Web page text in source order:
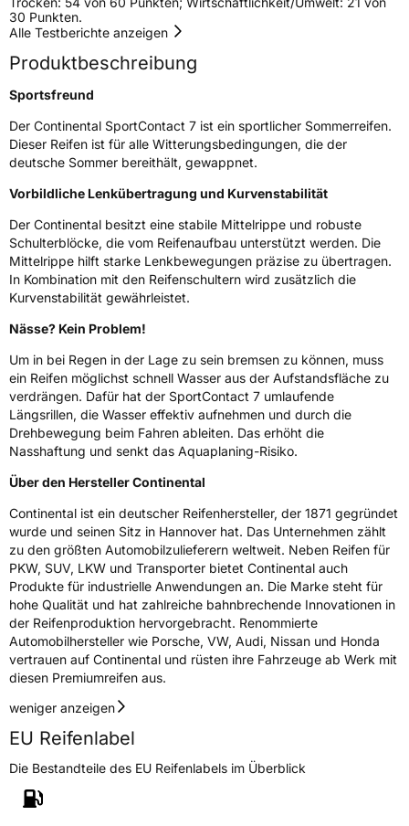
Empfohlen für BentleyBB
Effizienz
NasshaftungA
Rollgeräusch (dB) 73
FahrzeugklasseC1
3PMSF / Schneeflockensymbol / Alpine-Symbol
EisgripNein
EPREL ID2293785
Allgemeine Produktsicherheit (GPSR)
Continental-Plaza 1 30173 Hannover
customerservice_tires@conti.de
30 Punkten.
Alle Testberichte anzeigen
Produktbeschreibung
Sportsfreund
Der Continental SportContact 7 ist ein sportlicher Sommerreifen.
Dieser Reifen ist für alle Witterungsbedingungen, die der
deutsche Sommer bereithält, gewappnet.
Vorbildliche Lenkübertragung und Kurvenstabilität
Der Continental besitzt eine stabile Mittelrippe und robuste
Schulterblöcke, die vom Reifenaufbau unterstützt werden. Die
Mittelrippe hilft starke Lenkbewegungen präzise zu übertragen.
In Kombination mit den Reifenschultern wird zusätzlich die
Kurvenstabilität gewährleistet.
Nässe? Kein Problem!
Um in bei Regen in der Lage zu sein bremsen zu können, muss
ein Reifen möglichst schnell Wasser aus der Aufstandsfläche zu
verdrängen. Dafür hat der SportContact 7 umlaufende
Längsrillen, die Wasser effektiv aufnehmen und durch die
Drehbewegung beim Fahren ableiten. Das erhöht die
Nasshaftung und senkt das Aquaplaning-Risiko.
Über den Hersteller Continental
Continental ist ein deutscher Reifenhersteller, der 1871 gegründet
wurde und seinen Sitz in Hannover hat. Das Unternehmen zählt
zu den größten Automobilzulieferern weltweit. Neben Reifen für
PKW, SUV, LKW und Transporter bietet Continental auch
Produkte für industrielle Anwendungen an. Die Marke steht für
hohe Qualität und hat zahlreiche bahnbrechende Innovationen in
der Reifenproduktion hervorgebracht. Renommierte
Automobilhersteller wie Porsche, VW, Audi, Nissan und Honda
vertrauen auf Continental und rüsten ihre Fahrzeuge ab Werk mit
diesen Premiumreifen aus.
weniger anzeigen
EU Reifenlabel
Die Bestandteile des EU Reifenlabels im Überblick